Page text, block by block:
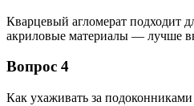
Кварцевый агломерат подходит
акриловые материалы — лучше
Вопрос 4
Как ухаживать за